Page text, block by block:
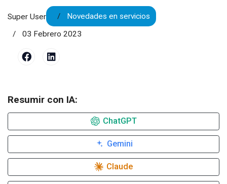
Super User
Novedades en servicios
03 Febrero 2023
Resumir con IA:
ChatGPT
Gemini
Claude